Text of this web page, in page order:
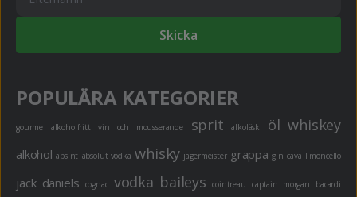
Skicka
POPULÄRA KATEGORIER
gourme alkoholfritt vin och mousserande sprit alkoläsk öl whiskey
alkohol absint absolut vodka whisky jägermeister grappa gin cava limoncello
jack daniels cognac vodka baileys cointreau captain morgan bacardi